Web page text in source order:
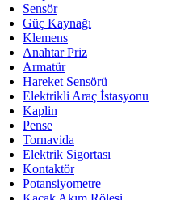
Sensör
Güç Kaynağı
Klemens
Anahtar Priz
Armatür
Hareket Sensörü
Elektrikli Araç İstasyonu
Kaplin
Pense
Tornavida
Elektrik Sigortası
Kontaktör
Potansiyometre